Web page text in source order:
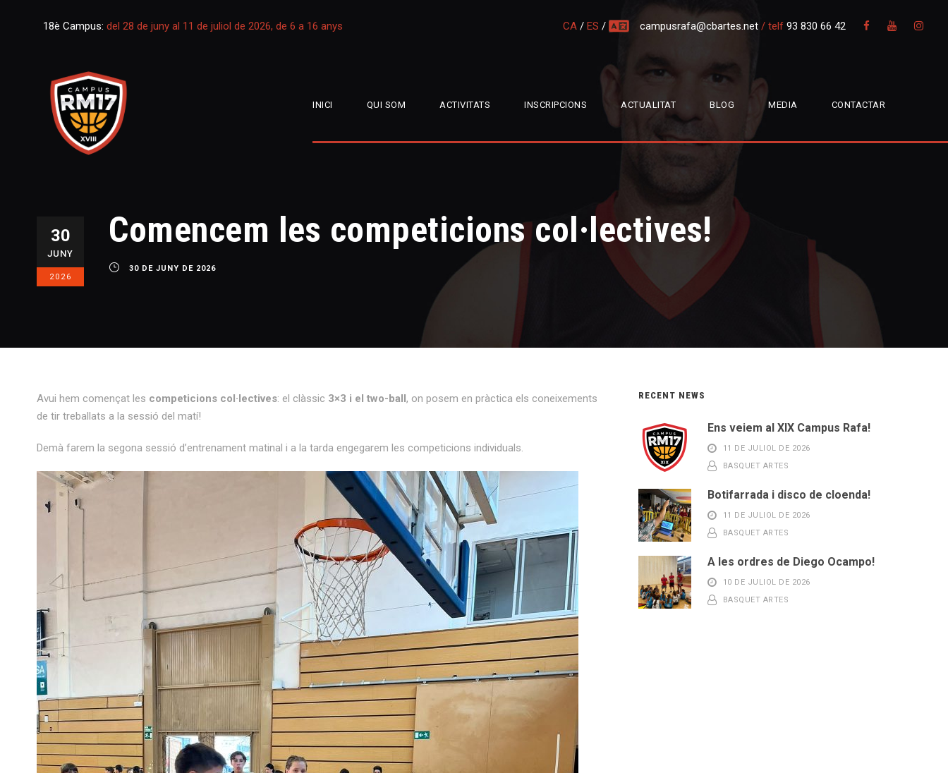
18è Campus: del 28 de juny al 11 de juliol de 2026, de 6 a 16 anys CA / ES / multi campusrafa@cbartes.net / telf 93 830 66 42
INICI QUI SOM ACTIVITATS INSCRIPCIONS ACTUALITAT BLOG MEDIA CONTACTAR
30
JUNY
2026
Comencem les competicions col·lectives!
30 DE JUNY DE 2026
Avui hem començat les competicions col·lectives: el clàssic 3×3 i el two-ball, on posem en pràctica els coneixements
de tir treballats a la sessió del matí!
Demà farem la segona sessió d’entrenament matinal i a la tarda engegarem les competicions individuals.
RECENT NEWS
Ens veiem al XIX Campus Rafa!
11 DE JULIOL DE 2026
BASQUET ARTES
Botifarrada i disco de cloenda!
11 DE JULIOL DE 2026
BASQUET ARTES
A les ordres de Diego Ocampo!
10 DE JULIOL DE 2026
BASQUET ARTES